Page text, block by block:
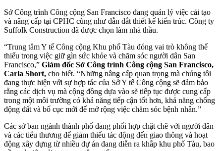
Sở Công trình Công cộng San Francisco đang quản lý việc cải tạo
và nâng cấp tại CPHC cũng như dẫn dắt thiết kế kiến ​​trúc. Công ty
Suffolk Construction đã được chọn làm nhà thầu.
“Trung tâm Y tế Công cộng Khu phố Tàu đóng vai trò không thể
thiếu trong việc giữ gìn sức khỏe và chăm sóc người dân San
Francisco,” Giám đốc Sở Công trình Công cộng San Francisco,
Carla Short, cho biết. “Những nâng cấp quan trọng mà chúng tôi
đang thực hiện với sự hợp tác của Sở Y tế Công cộng sẽ đảm bảo
rằng các dịch vụ mà cộng đồng dựa vào sẽ tiếp tục được cung cấp
trong một môi trường có khả năng tiếp cận tốt hơn, khả năng chống
động đất và bố cục mới để mở rộng việc chăm sóc bệnh nhân.”
Các sở ban ngành thành phố đang phối hợp chặt chẽ với người dân
và các tiểu thương để giảm thiểu tác động đến giao thông và hoạt
động xây dựng từ nhiều dự án đang diễn ra khắp khu phố Tàu, bao